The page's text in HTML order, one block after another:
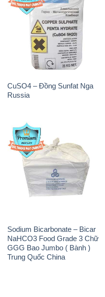
CuSO4 – Đồng Sunfat Nga
Sodium Bicarbonate – Bicar
NaHCO3 Food Grade 3 Chữ
GGG Bao Jumbo ( Bành )
Trung Quốc China